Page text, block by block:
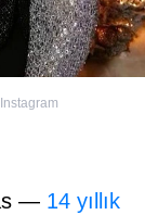
— 14 yıllık